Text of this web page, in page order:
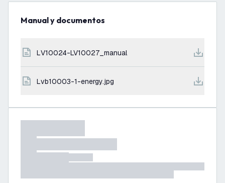
Manual y documentos
LV10024-LV10027_manual
lvb10003-1-energy.jpg